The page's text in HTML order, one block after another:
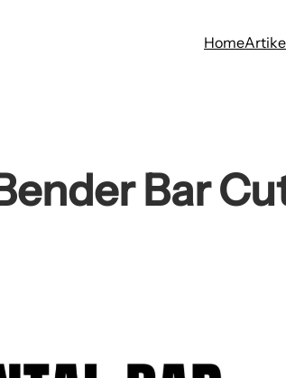
Home
Bar